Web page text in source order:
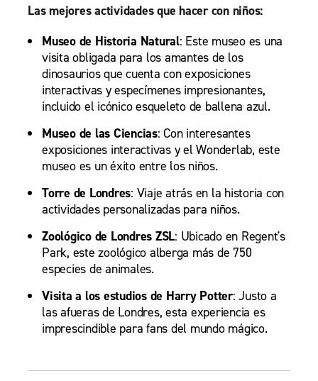
Las mejores actividades que hacer con niños:
Museo de Historia Natural: Este museo es una
visita obligada para los amantes de los
dinosaurios que cuenta con exposiciones
interactivas y especímenes impresionantes,
incluido el icónico esqueleto de ballena azul.
Museo de las Ciencias: Con interesantes
exposiciones interactivas y el Wonderlab, este
museo es un éxito entre los niños.
Torre de Londres: Viaje atrás en la historia con
actividades personalizadas para niños.
Zoológico de Londres ZSL: Ubicado en Regent's
Park, este zoológico alberga más de 750
especies de animales.
Visita a los estudios de Harry Potter: Justo a
las afueras de Londres, esta experiencia es
imprescindible para fans del mundo mágico.